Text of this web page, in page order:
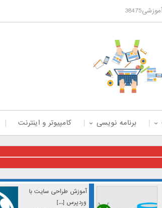
برنامه نویسی کامپیوتر و اینترنت
آموزش طراحی سایت با
وردپرس [...]